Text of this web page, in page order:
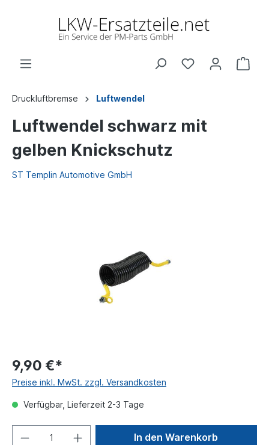
Druckluftbremse Luftwendel
Luftwendel schwarz mit
gelben Knickschutz
ST Templin Automotive GmbH
9,90 €*
Preise inkl. MwSt. zzgl. Versandkosten
Verfügbar, Lieferzeit 2-3 Tage
In den Warenkorb